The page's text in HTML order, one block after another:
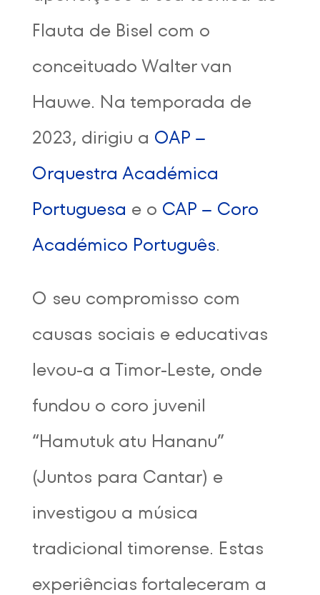
Flauta de Bisel com o
conceituado Walter van
Hauwe. Na temporada de
2023, dirigiu a OAP –
Orquestra Académica
Portuguesa e o CAP – Coro
Académico Português.
O seu compromisso com
causas sociais e educativas
levou-a a Timor-Leste, onde
fundou o coro juvenil
“Hamutuk atu Hananu”
(Juntos para Cantar) e
investigou a música
tradicional timorense. Estas
experiências fortaleceram a